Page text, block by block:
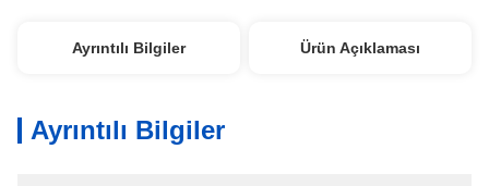
Ayrıntılı Bilgiler Ürün Açıklaması
Ayrıntılı Bilgiler